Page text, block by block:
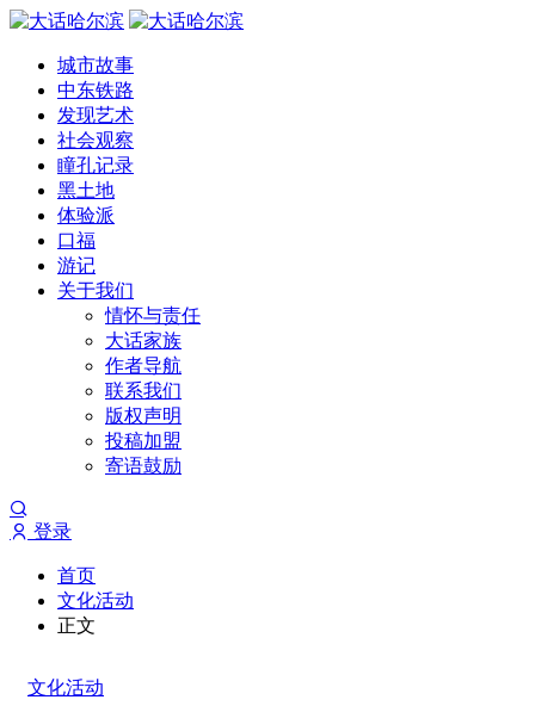
城市故事
中东铁路
发现艺术
社会观察
瞳孔记录
黑土地
体验派
口福
游记
关于我们
情怀与责任
大话家族
作者导航
联系我们
版权声明
投稿加盟
寄语鼓励
登录
首页
文化活动
正文
文化活动